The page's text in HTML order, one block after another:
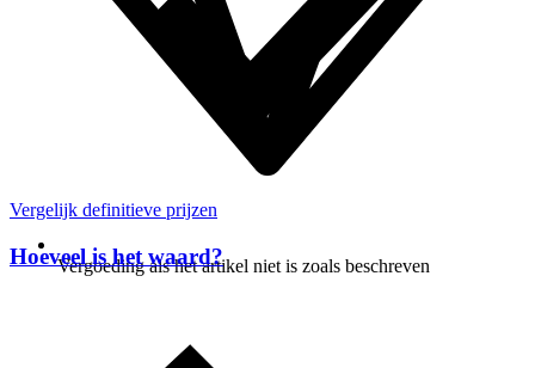
Vergoeding als het artikel niet is zoals beschreven
Vergelijk definitieve prijzen
Hoeveel is het waard?